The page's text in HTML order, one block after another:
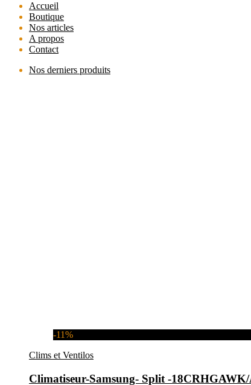
Accueil
Boutique
Nos articles
A propos
Contact
Nos derniers produits
-11%
Clims et Ventilos
Climatiseur-Samsung- Split -